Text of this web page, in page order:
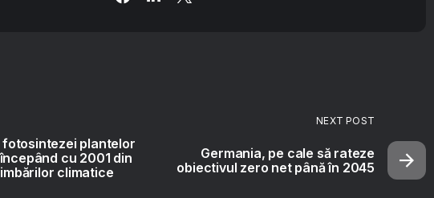
plantelor
cu 2001 din
climatice
NEXT POST
Germania, pe cale să rateze
obiectivul zero net până în 2045